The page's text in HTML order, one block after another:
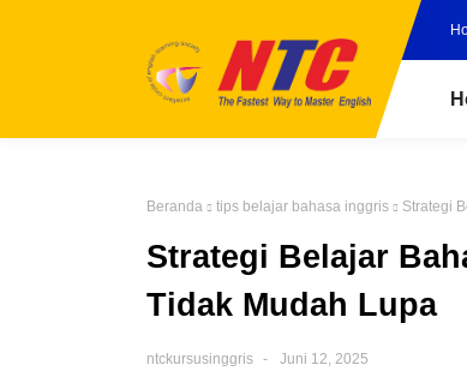
Beranda tips belajar bahasa inggris Strategi
Strategi Belajar
Tidak Mudah Lupa
ntckursusinggris Juni 12, 2025